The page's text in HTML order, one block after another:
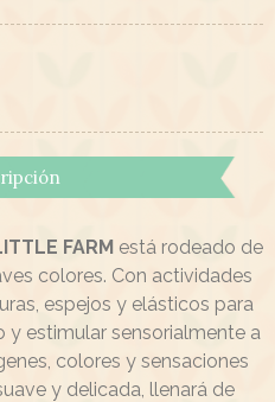
FARM está rodeado de
colores. Con actividades
espejos y elásticos para
estimular sensorialmente a
colores y sensaciones
y delicada, llenará de